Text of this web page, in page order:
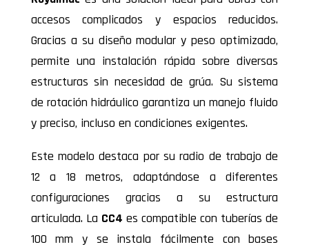
accesos complicados y espacios reducidos.
Gracias a su diseño modular y peso optimizado,
permite una instalación rápida sobre diversas
estructuras sin necesidad de grúa. Su sistema
de rotación hidráulico garantiza un manejo fluido
y preciso, incluso en condiciones exigentes.
Este modelo destaca por su radio de trabajo de
12 a 18 metros, adaptándose a diferentes
configuraciones gracias a su estructura
articulada. La CC4 es compatible con tuberías de
100 mm y se instala fácilmente con bases